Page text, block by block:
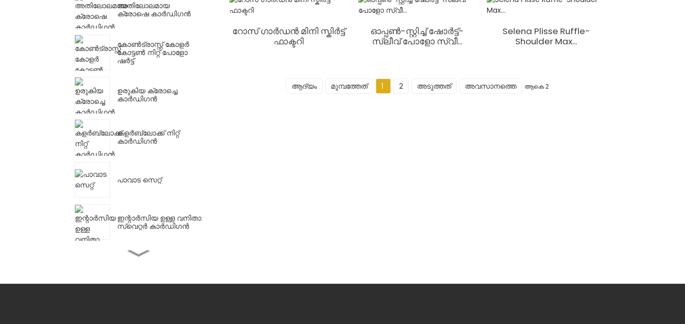
അതിലോലമായ
ക്രോഷെ കാർഡിഗൻ
കോൺട്രാസ്റ്റ് കോളർ
കോട്ടൺ നിറ്റ് പോളോ
ഷർട്ട്
ഉരുകിയ ക്രോച്ചെ
കാർഡിഗൻ
കളർബ്ലോക്ക് നിറ്റ്
കാർഡിഗൻ
പാവാട സെറ്റ്
ഇന്റാർസിയ ഉള്ള വനിതാ
സ്വെറ്റർ കാർഡിഗൻ
വേനൽക്കാല
റോസ് ഗാർഡൻ മിനി സ്കിർട്ട്
ഫാക്ടറി
ഓപ്പൺ-സ്റ്റിച്ച് ഷോർട്ട്-
സ്ലീവ് പോളോ സ്വീ...
Selena Plisse Ruffle-
Shoulder Max...
ആദ്യം മുമ്പത്തേത് 1 2 അടുത്തത് അവസാനത്തെ ആകെ 2